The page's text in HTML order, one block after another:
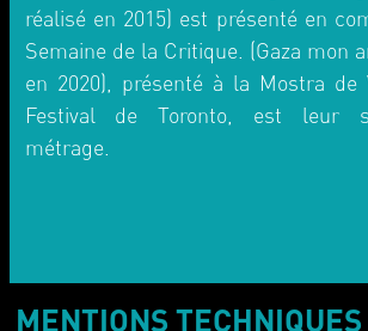
réalisé en 2015) est présenté en
Semaine de la Critique. (Gaza mon
en 2020), présenté à la Mostra de
Festival de Toronto, est leur
métrage.
MENTIONS TECHNIQUES